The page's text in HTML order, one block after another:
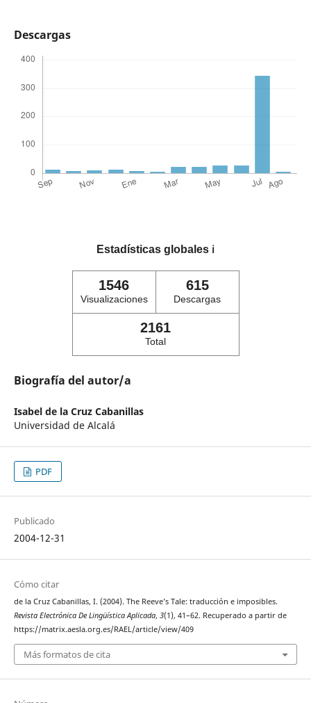
Descargas
Estadísticas globales ℹ️
1546
Visualizaciones
615
Descargas
2161
Total
Biografía del autor/a
Isabel de la Cruz Cabanillas
Universidad de Alcalá
PDF
Publicado
2004-12-31
Cómo citar
de la Cruz Cabanillas, I. (2004). The Reeve’s Tale: traducción e imposibles.
Revista Electrónica De Lingüística Aplicada, 3(1), 41–62. Recuperado a partir de
https://matrix.aesla.org.es/RAEL/article/view/409
Más formatos de cita